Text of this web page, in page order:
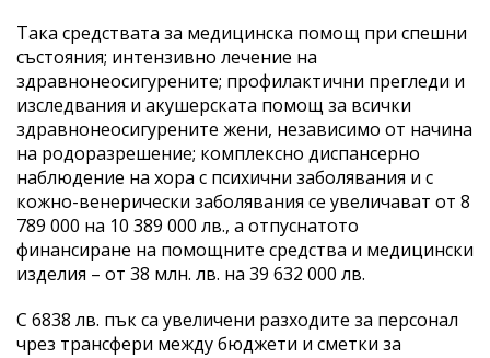
Така средствата за медицинска помощ при спешни
състояния; интензивно лечение на
здравнонеосигурените; профилактични прегледи и
изследвания и акушерската помощ за всички
здравнонеосигурените жени, независимо от начина
на родоразрешение; комплексно диспансерно
наблюдение на хора с психични заболявания и с
кожно-венерически заболявания се увеличават от 8
789 000 на 10 389 000 лв., а отпуснатото
финансиране на помощните средства и медицински
изделия – от 38 млн. лв. на 39 632 000 лв.
С 6838 лв. пък са увеличени разходите за персонал
чрез трансфери между бюджети и сметки за